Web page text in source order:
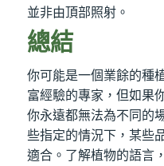
並非由頂部照射。
總結
你可能是一個業餘的種
富經驗的專家，但如果
你永遠都無法為不同的
些指定的情況下，某些
適合。了解植物的語言